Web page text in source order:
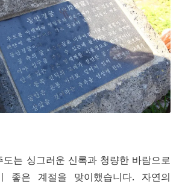
는 싱그러운 신록과 청량한 바람으로
좋은 계절을 맞이했습니다. 자연의